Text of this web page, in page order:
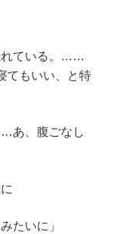
れている。……
てもいい、と特
あ、腹ごなし
たいに」